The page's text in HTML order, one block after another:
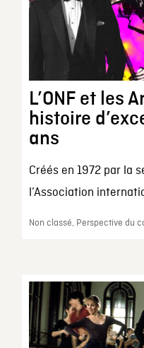
L’ONF et les
histoire
ans
Créés en 1972 par la
l’Association
Non classé, Perspective du